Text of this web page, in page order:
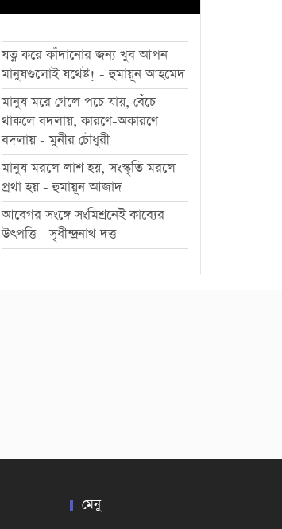
যত্ন করে কাঁদানোর জন্য খুব আপন
মানুষগুলোই যথেষ্ট! - হুমায়ূন আহমেদ
মানুষ মরে গেলে পচে যায়, বেঁচে
থাকলে বদলায়, কারণে-অকারণে
বদলায় - মুনীর চৌধুরী
মানুষ মরলে লাশ হয়, সংস্কৃতি মরলে
প্রথা হয় - হুমায়ূন আজাদ
আবেগর সংঙ্গে সংমিশ্রনেই কাব্যের
উৎপত্তি - সৃধীন্দ্রনাথ দত্ত
মেনু